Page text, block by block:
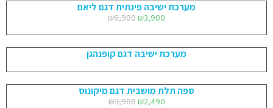
מערכת ישיבה פינתית דגם ליאם
₪6,900 ₪3,900
מערכת ישיבה דגם קופנהגן
ספה תלת מושבית דגם מיקונוס
₪3,900 ₪2,490